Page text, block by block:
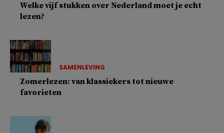
Welke vijf stukken over Nederland moet je echt
lezen?
SAMENLEVING
Zomerlezen: van klassiekers tot nieuwe
favorieten